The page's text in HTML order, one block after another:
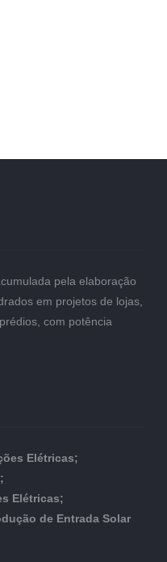
pela elaboração
em projetos de lojas,
com potência
Elétricas;
Elétricas;
de Entrada Solar